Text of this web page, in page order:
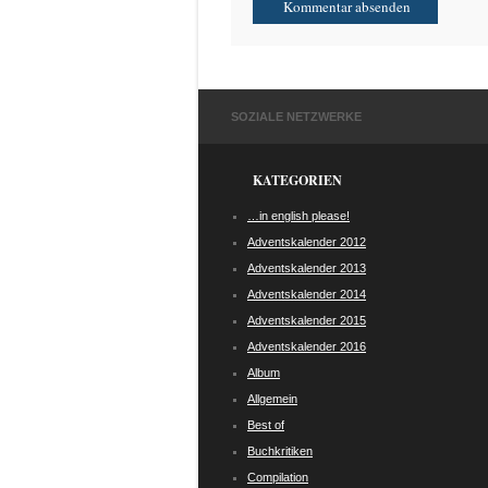
SOZIALE NETZWERKE
KATEGORIEN
…in english please!
Adventskalender 2012
Adventskalender 2013
Adventskalender 2014
Adventskalender 2015
Adventskalender 2016
Album
Allgemein
Best of
Buchkritiken
Compilation